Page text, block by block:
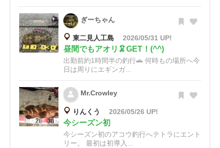
ぎーちゃん
東二見人工島 2026/05/31 UP!
昼間でもアオリ🦑GET！(^^)
出勤前約1時間半の釣行🚗 何時もの場所へ今
日は周りにエギンガ...
Mr.Crowley
りんくう 2026/05/26 UP!
今シーズン初
今シーズン初のアコウ釣行へテトラにエント
リー。 最初は初導入...